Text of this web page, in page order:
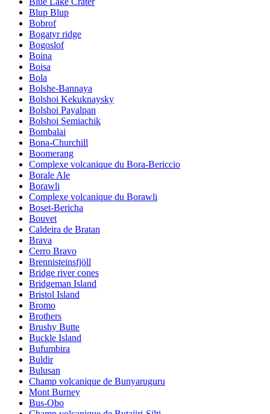
Blup Blup
Bobrof
Bogatyr ridge
Bogoslof
Boina
Boisa
Bola
Bolshe-Bannaya
Bolshoi Kekuknaysky
Bolshoi Payalpan
Bolshoi Semiachik
Bombalai
Bona-Churchill
Boomerang
Complexe volcanique du Bora-Bericcio
Borale Ale
Borawli
Complexe volcanique du Borawli
Boset-Bericha
Bouvet
Caldeira de Bratan
Brava
Cerro Bravo
Brennisteinsfjöll
Bridge river cones
Bridgeman Island
Bristol Island
Bromo
Brothers
Brushy Butte
Buckle Island
Bufumbira
Buldir
Bulusan
Champ volcanique de Bunyaruguru
Mont Burney
Bus-Obo